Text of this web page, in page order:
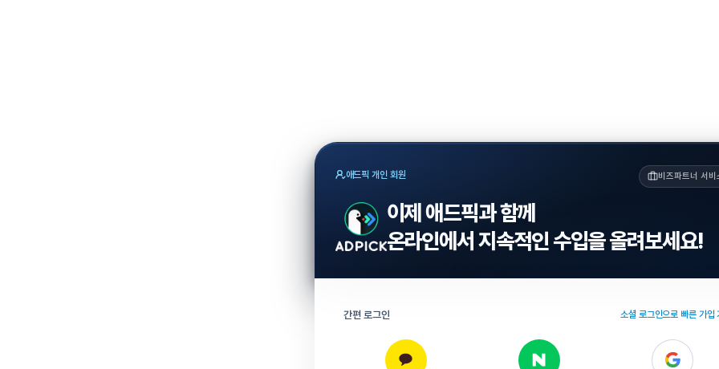
애드픽 개인 회원 비즈파트너 서비
이제 애드픽과 함께
온라인에서 지속적인 수입을 올려보세요!
간편 로그인 소셜 로그인으로 빠른 가입